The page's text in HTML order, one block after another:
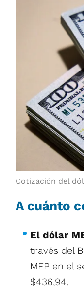
Cotización del
A cuánto
El dólar
través del
MEP en el
$436,94.